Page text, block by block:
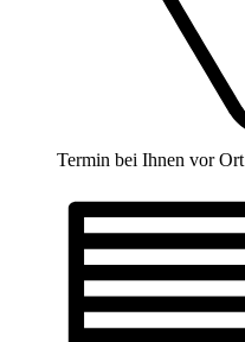
Termin bei Ihnen vor Ort